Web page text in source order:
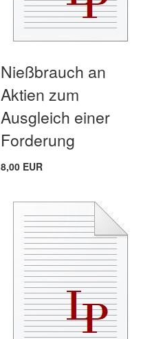
Nießbrauch an
Aktien zum
Ausgleich einer
Forderung
8,00 EUR